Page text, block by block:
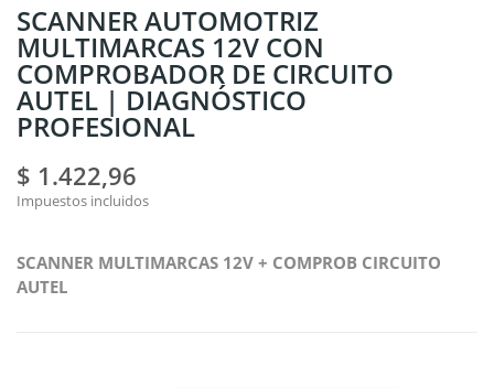
SCANNER AUTOMOTRIZ
MULTIMARCAS 12V CON
COMPROBADOR DE CIRCUITO
AUTEL | DIAGNÓSTICO
PROFESIONAL
$ 1.422,96
Impuestos incluidos
SCANNER MULTIMARCAS 12V + COMPROB CIRCUITO
AUTEL